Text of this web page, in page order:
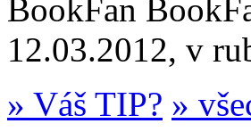
BookFan
12.03.2012, v
» Váš TIP? »